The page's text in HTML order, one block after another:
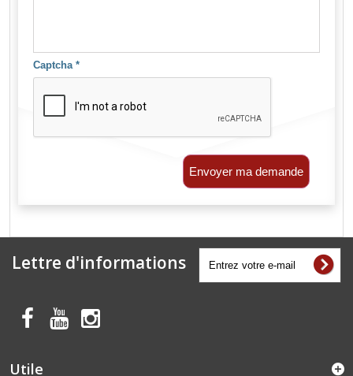
Captcha *
Envoyer ma demande
Lettre d'informations
Utile